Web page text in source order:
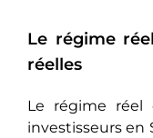
Le régime
réelles
Le régime réel
investisseurs en